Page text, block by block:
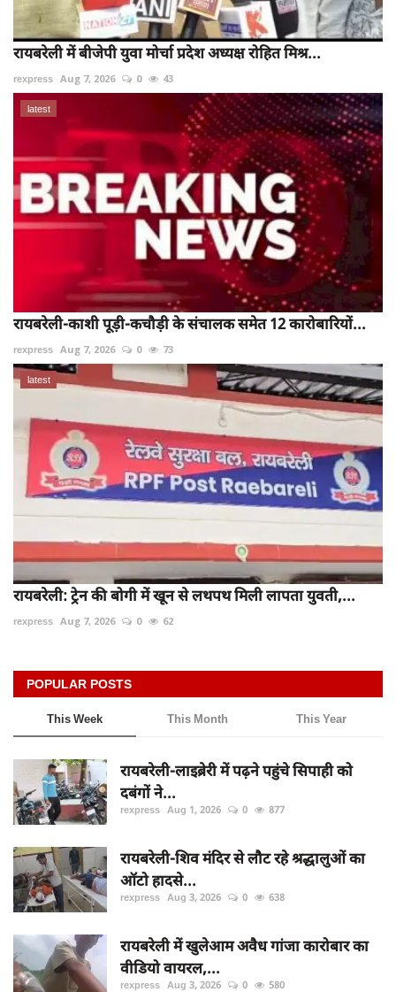
रायबरेली में बीजेपी युवा मोर्चा प्रदेश अध्यक्ष रोहित मिश्र...
rexpress Aug 7, 2026 0 43
latest
रायबरेली-काशी पूड़ी-कचौड़ी के संचालक समेत 12 कारोबारियों...
rexpress Aug 7, 2026 0 73
latest
रायबरेली: ट्रेन की बोगी में खून से लथपथ मिली लापता युवती,...
rexpress Aug 7, 2026 0 62
POPULAR POSTS
This Week This Month This Year
रायबरेली-लाइब्रेरी में पढ़ने पहुंचे सिपाही को
दबंगों ने...
rexpress Aug 1, 2026 0 877
रायबरेली-शिव मंदिर से लौट रहे श्रद्धालुओं का
ऑटो हादसे...
rexpress Aug 3, 2026 0 638
रायबरेली में खुलेआम अवैध गांजा कारोबार का
वीडियो वायरल,...
rexpress Aug 3, 2026 0 580